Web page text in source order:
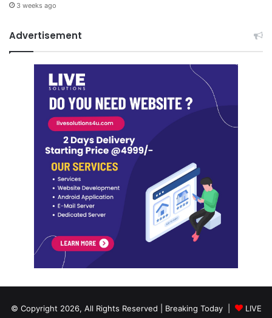
3 weeks ago
Advertisement
© Copyright 2026, All Rights Reserved | Breaking Today | LIVE